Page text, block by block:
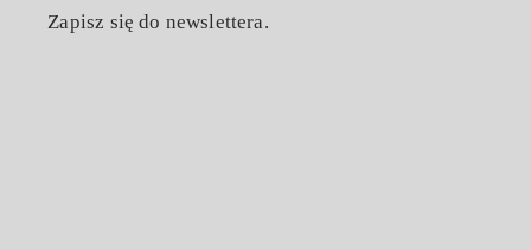
Zapisz się do newslettera.